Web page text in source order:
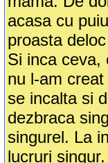
acasa cu
proasta deloc
Si inca ceva,
nu l-am
se incalta si
dezbraca
singurel. La
lucruri